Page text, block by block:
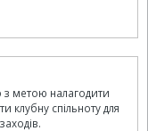
метою налагодити
клубну спільноту для